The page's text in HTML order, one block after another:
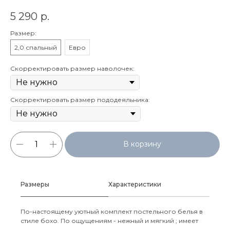
5 290 р.
Размер:
2,0 спальный
Евро
Скорректировать размер наволочек:
Скорректировать размер пододеяльника:
В корзину
Размеры Характеристики
По-настоящему уютный комплект постельного белья в
стиле бохо. По ощущениям - нежный и мягкий ; имеет